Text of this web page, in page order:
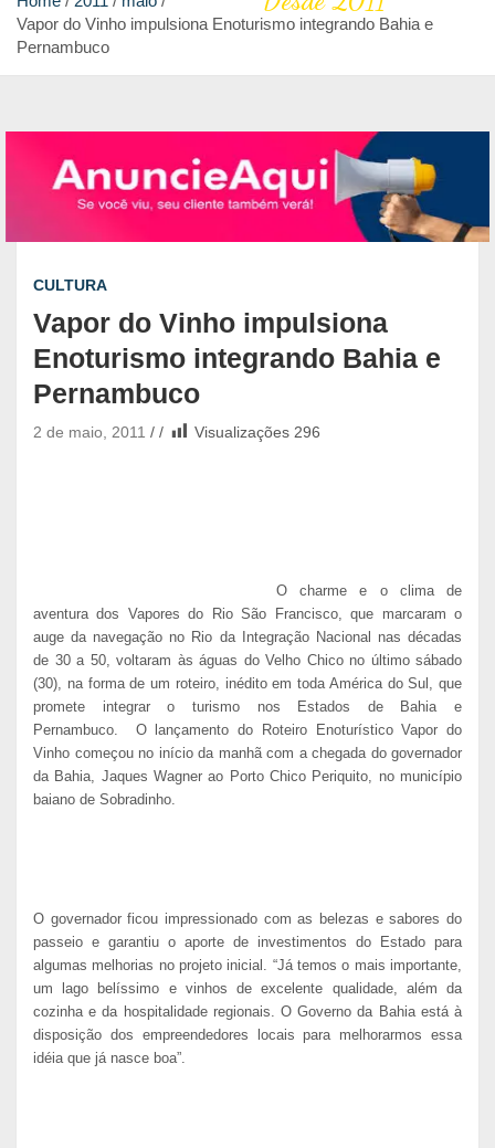
Vapor do Vinho impulsiona Enoturismo integrando Bahia e
Pernambuco
CULTURA
Vapor do Vinho impulsiona
Enoturismo integrando Bahia e
Pernambuco
2 de maio, 2011 Visualizações 296
O charme e o clima de
aventura dos Vapores do Rio São Francisco, que marcaram o
auge da navegação no Rio da Integração Nacional nas décadas
de 30 a50, voltaram às águas do Velho Chico no último sábado
(30), na forma de um roteiro, inéditoem toda Américado Sul, que
promete integrar o turismo nos Estados de Bahia e
Pernambuco.
O lançamento do Roteiro Enoturístico Vapor do
Vinho começou no início da manhã com a chegada do governador
da Bahia, Jaques Wagner ao Porto Chico Periquito, no município
baiano de Sobradinho.
O governador ficou impressionado com as belezas e sabores do
passeio e garantiu o aporte de investimentos do Estado para
algumas melhorias no projeto inicial. “Já temos o mais importante,
um lago belíssimo e vinhos de excelente qualidade, além da
cozinha e da hospitalidade regionais. O Governo da Bahia está à
disposição dos empreendedores locais para melhorarmos essa
idéia que já nasce boa”.